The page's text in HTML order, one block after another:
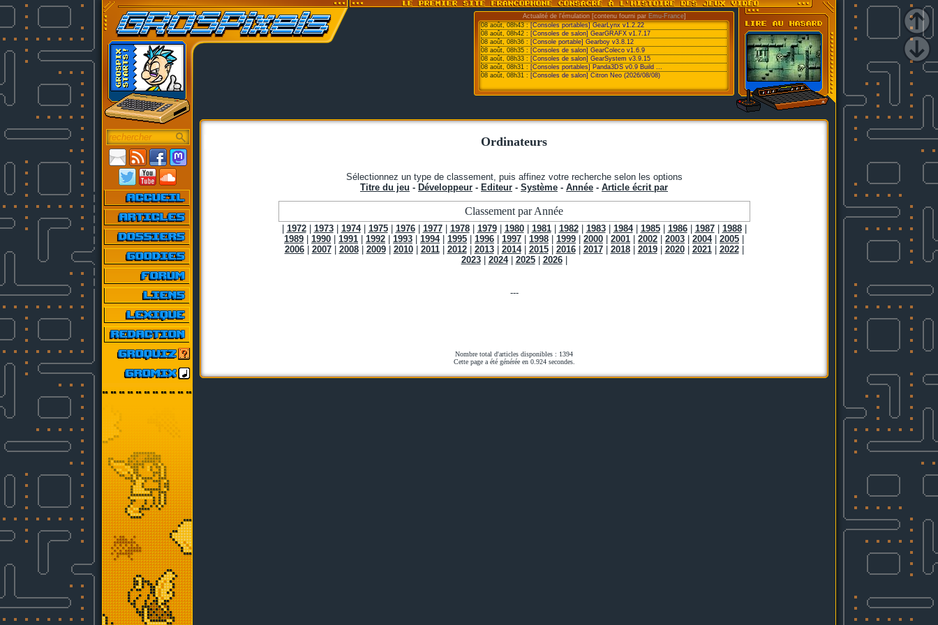
Actualité de l'émulation [contenu fourni par Emu-France]
08 août, 08h43 :[Consoles portables] GearLynx v1.2.22
08 août, 08h42 : [Consoles de salon] GearGRAFX v1.7.17
08 août, 08h36 : [Console portable] Gearboy v3.8.12
08 août, 08h35 : [Consoles de salon] GearColeco v1.6.9
08 août, 08h33 : [Consoles de salon] GearSystem v3.9.15
08 août, 08h31 : [Consoles portables] Panda3DS v0.9 Build ...
08 août, 08h31 : [Consoles de salon] Citron Neo (2026/08/08)
Ordinateurs
Sélectionnez un type de classement, puis affinez votre recherche selon les options
Titre du jeu - Développeur - Editeur - Système - Année - Article écrit par
Classement par Année
1972| 1973| 1974| 1975| 1976| 1977| 1978| 1979| 1980| 1981| 1982| 1983| 1984| 1985| 1986| 1987| 1988|
1989
1990 1991 1992 1993 1994| 1995 1996 1997 1998 1999 2000 2001 2002 2003 2004| 2005
2006| 2007| 2008| 2009| 2010| 2011| 2012| 2013| 2014| 2015| 2016| 2017| 2018| 2019| 2020| 2021| 2022|
2023| 2024| 2025| 2026|
---
Nombre total d'articles disponibles : 1394
Cette page a été générée en 0.924 secondes.